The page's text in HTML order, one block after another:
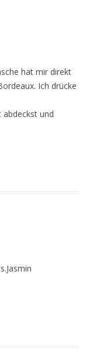
hat mir direkt
Ich drücke
abdeckst und